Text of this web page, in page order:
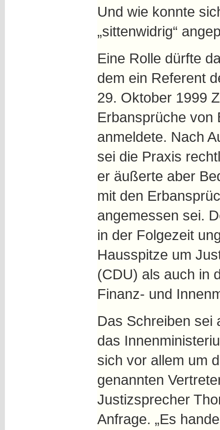
Und wie konnte
„sittenwidrig“
Eine Rolle dürfte
dem ein Referent
29. Oktober 1999
Erbansprüche von
anmeldete. Nach
sei die Praxis
er äußerte aber
mit den
angemessen sei.
in der Folgezeit
Hausspitze um
(CDU) als auch in
Finanz- und
Das Schreiben sei
das
sich vor allem um
genannten
Justizsprecher
Anfrage. „Es